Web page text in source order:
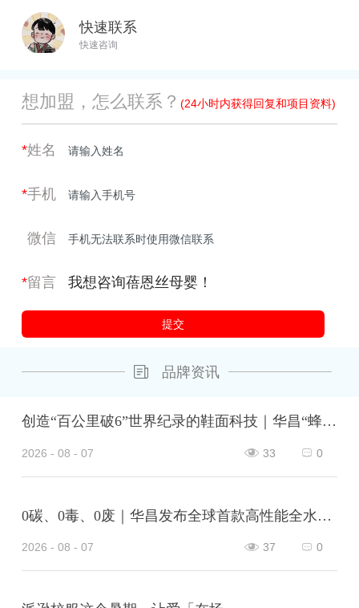
快速联系
快速咨询
想加盟，怎么联系？ (24小时内获得回复和项目资料)
*姓名
*手机
微信
*留言
品牌资讯
创造“百公里破6”世界纪录的鞋面科技｜华昌“蜂鸟翼网纱”定义极致轻量
2026 - 08 - 07 0
33
0碳、0毒、0废｜华昌发布全球首款高性能全水性鞋革“三零生态皮”
2026 - 08 - 07 0
37